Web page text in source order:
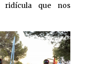
ridícula que nos